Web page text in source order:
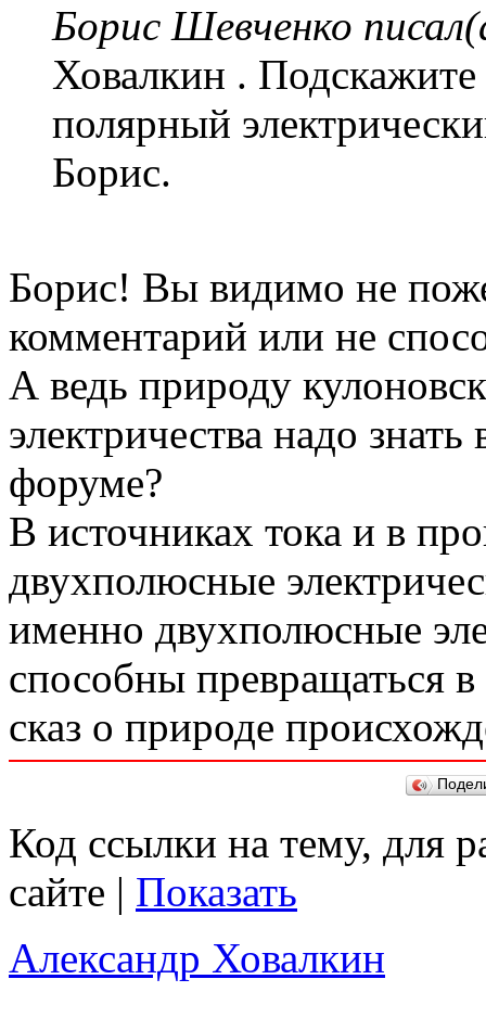
Борис Шевченко
Ховалкин . Подскажите
полярный
Борис.
Борис! Вы видимо не
комментарий или не
А ведь природу
электричества надо
форуме?
В источниках тока и в
двухполюсные
именно двухполюсные
способны превращаться
сказ о природе
Код ссылки на тему, для
сайте | Показать
Александр Ховалкин